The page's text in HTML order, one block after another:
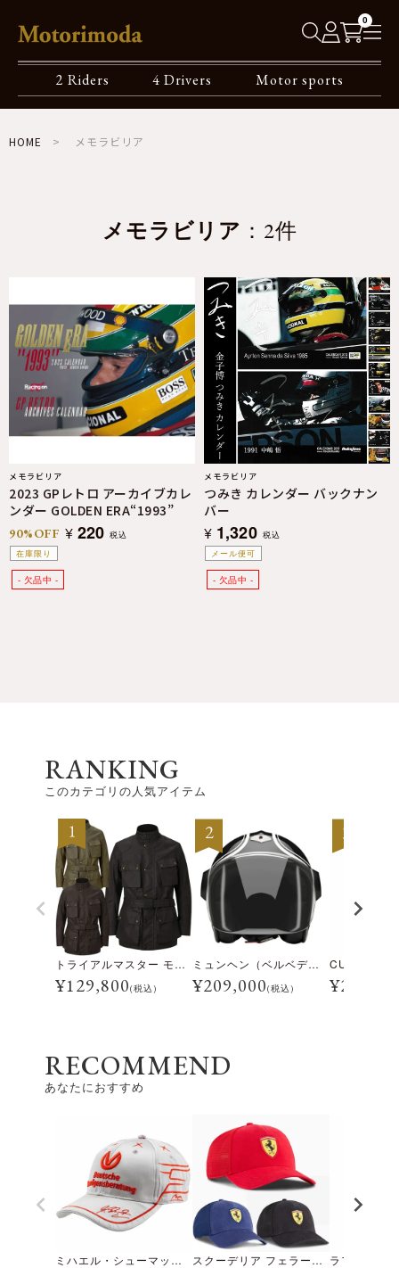
0
2 Riders 4 Drivers Motor sports
HOME メモラビリア
メモラビリア ：2件
在庫限り
メモラビリア
2023 GPレトロ アーカイブカレ
ンダー GOLDEN ERA“1993”
90%OFF ¥ 220 税込
メール便可
メモラビリア
つみき カレンダー バックナン
バー
¥ 1,320 税込
RANKING
このカテゴリの人気アイテム
トライアルマスター モーターサイクル ジャケット
¥129,800(税込)
ミュンヘン（ベルベデーレ）
¥209,000(税込) ¥28,600
RECOMMEND
あなたにおすすめ
ミハエル・シューマッハ DVAG キャップ 2011 スクーデリア フェラーリ トラッカー キャップ